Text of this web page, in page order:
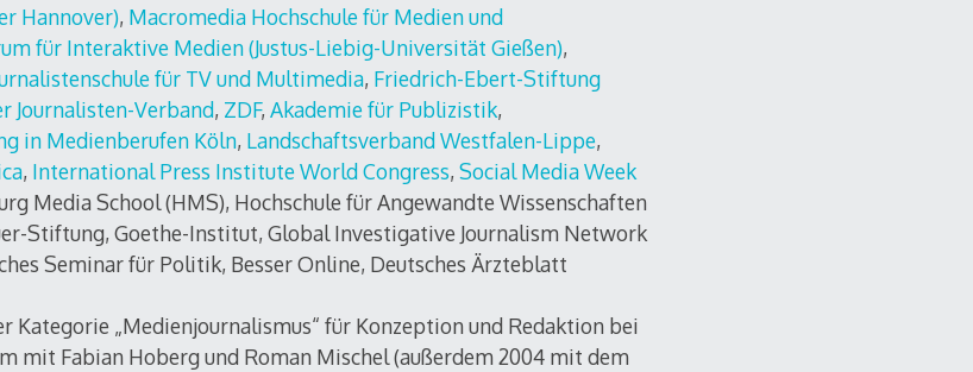
Hannover), Macromedia Hochschule für Medien und
für Interaktive Medien (Justus-Liebig-Universität Gießen),
für TV und Multimedia, Friedrich-Ebert-Stiftung
Journalisten-Verband, ZDF, Akademie für Publizistik,
in Medienberufen Köln, Landschaftsverband Westfalen-Lippe,
, International Press Institute World Congress, Social Media Week
Media School (HMS), Hochschule für Angewandte Wissenschaften
Stiftung, Goethe-Institut, Global Investigative Journalism Network
Seminar für Politik, Besser Online, Deutsches Ärzteblatt
Kategorie „Medienjournalismus“ für Konzeption und Redaktion bei
mit Fabian Hoberg und Roman Mischel (außerdem 2004 mit dem